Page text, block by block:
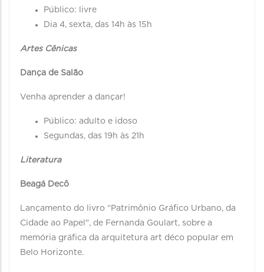
Público: livre
Dia 4, sexta, das 14h às 15h
Artes Cênicas
Dança de Salão
Venha aprender a dançar!
Público: adulto e idoso
Segundas, das 19h às 21h
Literatura
Beagá Decô
Lançamento do livro “Patrimônio Gráfico Urbano, da
Cidade ao Papel", de Fernanda Goulart, sobre a
memória gráfica da arquitetura art déco popular em
Belo Horizonte.